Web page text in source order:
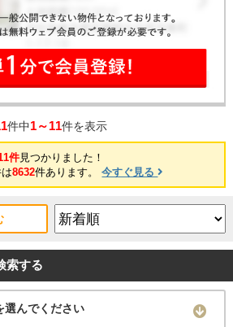
件中1～11件を表示
件見つかりました！
は8632件あります。今すぐ見る
索する
選んでください